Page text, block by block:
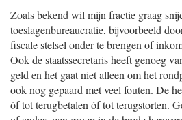
Zoals bekend wil mijn fractie graag
toeslagenbureaucratie, bijvoorbeeld
fiscale stelsel onder te brengen of
Ook de staatssecretaris heeft genoeg
geld en het gaat niet alleen om het
ook nog gepaard met veel fouten. De
óf tot terugbetalen óf tot terugstorten.